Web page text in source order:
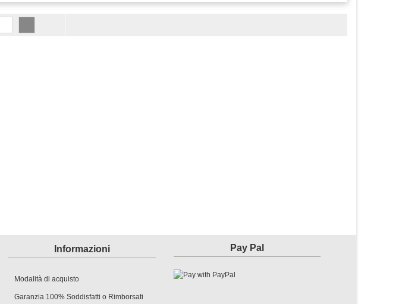
Informazioni
Modalità di acquisto
Garanzia 100% Soddisfatti o Rimborsati
Pay Pal